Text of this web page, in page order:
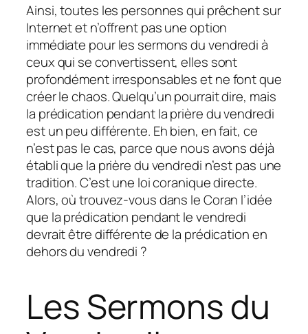
Ainsi, toutes les personnes qui prêchent sur
Internet et n’offrent pas une option
immédiate pour les sermons du vendredi à
ceux qui se convertissent, elles sont
profondément irresponsables et ne font que
créer le chaos. Quelqu’un pourrait dire, mais
la prédication pendant la prière du vendredi
est un peu différente. Eh bien, en fait, ce
n’est pas le cas, parce que nous avons déjà
établi que la prière du vendredi n’est pas une
tradition. C’est une loi coranique directe.
Alors, où trouvez-vous dans le Coran l’idée
que la prédication pendant le vendredi
devrait être différente de la prédication en
dehors du vendredi ?
Les Sermons du